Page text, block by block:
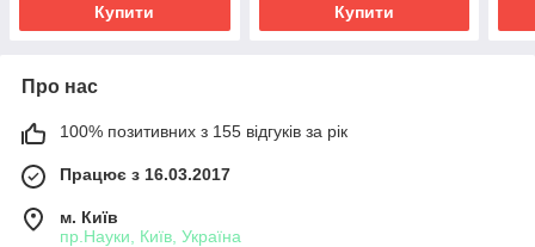
Купити Купити
Про нас
100% позитивних з 155 відгуків за рік
Працює з 16.03.2017
м. Київ
пр.Науки, Київ, Україна